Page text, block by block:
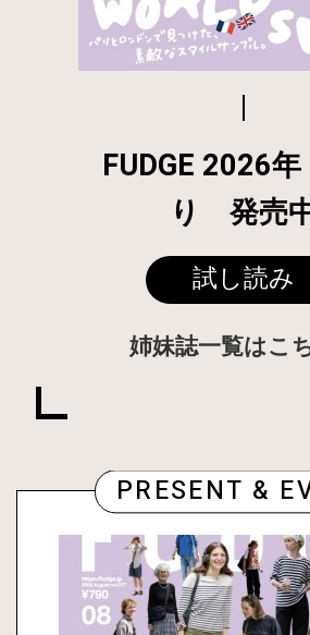
FUDGE 2026
り 発売
試し読み
姉妹誌一覧はこ
PRESENT &